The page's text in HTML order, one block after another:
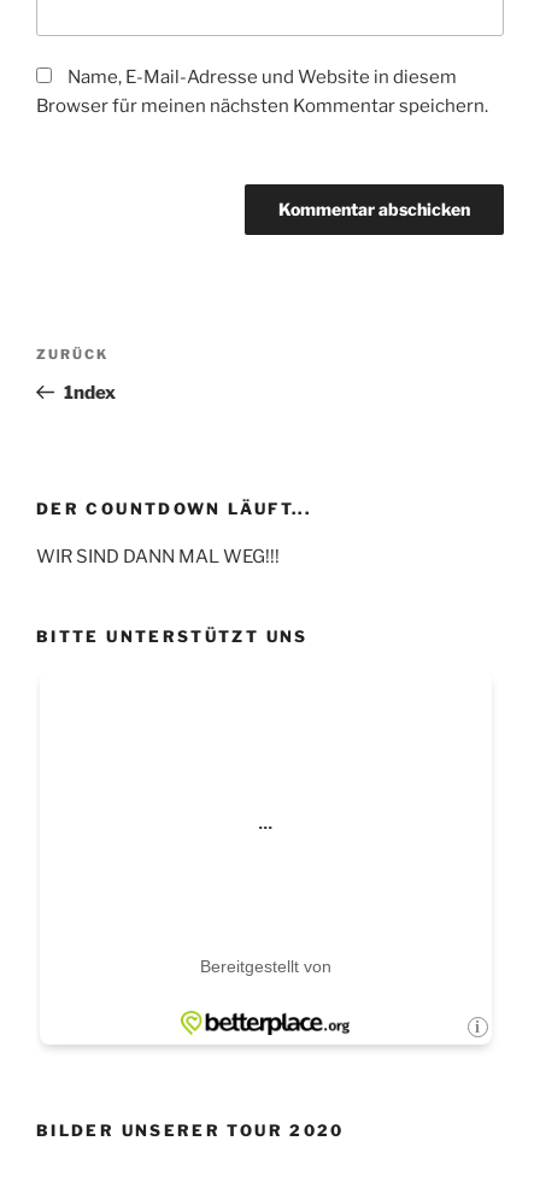
Name, E-Mail-Adresse und Website in diesem
Browser für meinen nächsten Kommentar speichern.
Beitragsnavigation
Vorheriger
Beitrag
ZURÜCK
1ndex
DER COUNTDOWN LÄUFT...
WIR SIND DANN MAL WEG!!!
BITTE UNTERSTÜTZT UNS
BILDER UNSERER TOUR 2020